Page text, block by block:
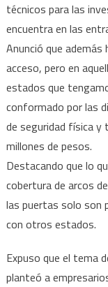
técnicos para las
encuentra en las
Anunció que
acceso, pero en
estados que
conformado por las
de seguridad física y
millones de pesos.
Destacando que lo
cobertura de arcos
las puertas solo son
con otros estados.
Expuso que el tema
planteó a